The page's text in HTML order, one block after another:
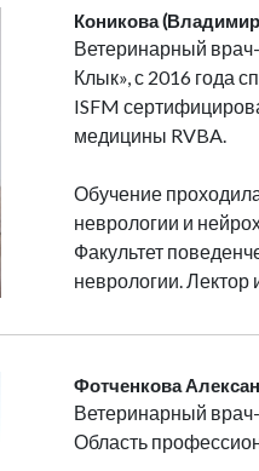
Коникова
Ветеринарный
Клык», с 2016 года
ISFM
медицины RVBA.
Обучение
неврологии и
Факультет
неврологии.
Фотченкова
Ветеринарный
Область